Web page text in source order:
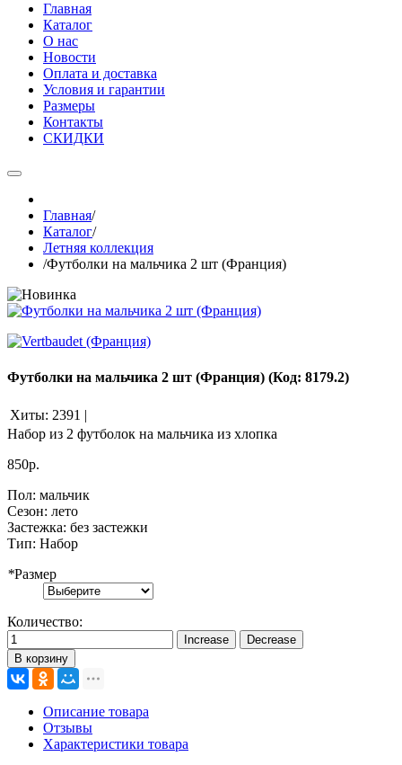
Главная
Каталог
О нас
Новости
Оплата и доставка
Условия и гарантии
Размеры
Контакты
СКИДКИ
Главная/
Каталог/
Летняя коллекция
/Футболки на мальчика 2 шт (Франция)
Футболки на мальчика 2 шт (Франция) (Код: 8179.2)
Хиты: 2391 |
Набор из 2 футболок на мальчика из хлопка
850р.
Пол: мальчик
Сезон: лето
Застежка: без застежки
Тип: Набор
*Размер
Количество:
В корзину
Описание товара
Отзывы
Характеристики товара